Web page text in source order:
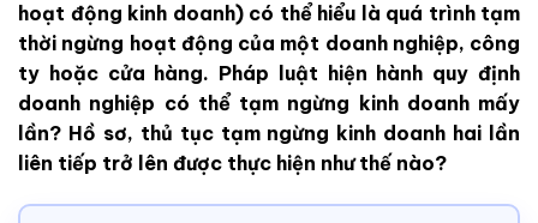
hoạt động kinh doanh) có thể hiểu là quá trình tạm
thời ngừng hoạt động của một doanh nghiệp, công
ty hoặc cửa hàng. Pháp luật hiện hành quy định
doanh nghiệp có thể tạm ngừng kinh doanh mấy
lần? Hồ sơ, thủ tục tạm ngừng kinh doanh hai lần
liên tiếp trở lên được thực hiện như thế nào?